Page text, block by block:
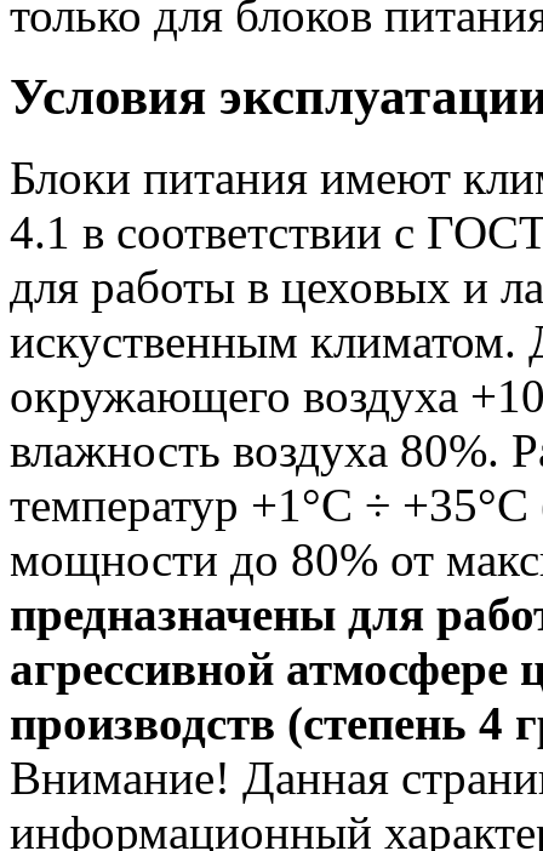
только для блоков
Условия
Блоки питания имеют
4.1 в соответствии с
для работы в цеховых и
искуственным климатом.
окружающего воздуха
влажность воздуха 80%.
температур +1°С ÷
мощности до 80% от
предназначены для
агрессивной атмосфере
производств (степень
Внимание! Данная
информационный